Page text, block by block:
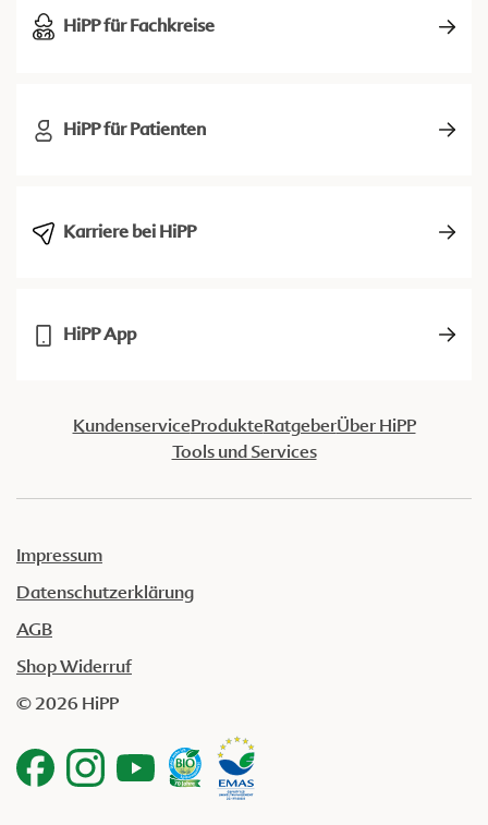
HiPP für Fachkreise
HiPP für Patienten
Karriere bei HiPP
HiPP App
KundenserviceProdukteRatgeberÜber HiPP
Tools und Services
Impressum
Datenschutzerklärung
AGB
Shop Widerruf
© 2026 HiPP